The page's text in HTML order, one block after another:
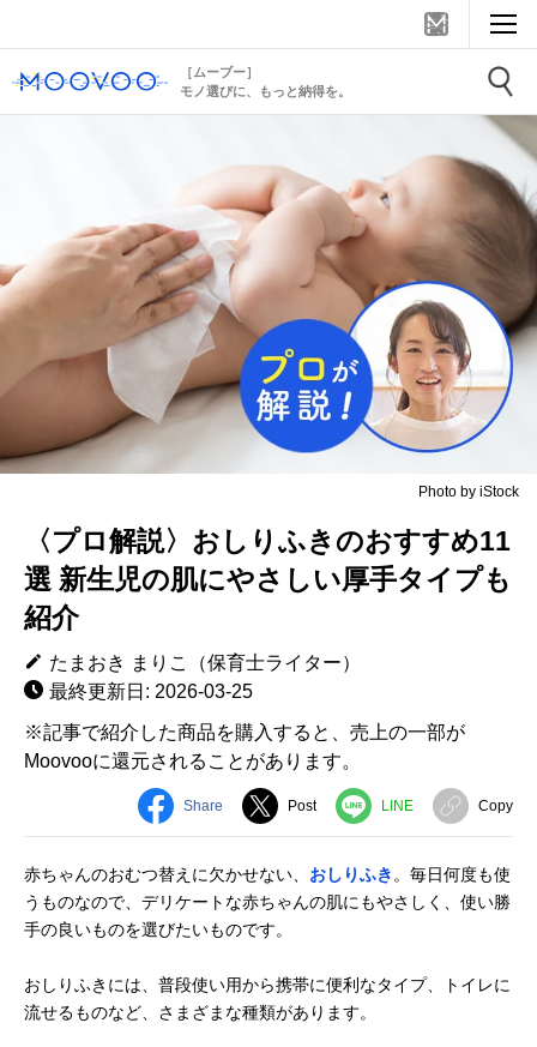
［ムーブー］
モノ選びに、もっと納得を。
Photo by iStock
〈プロ解説〉おしりふきのおすすめ11
選 新生児の肌にやさしい厚手タイプも
紹介
たまおき まりこ（保育士ライター）
最終更新日: 2026-03-25
※記事で紹介した商品を購入すると、売上の一部が
Moovooに還元されることがあります。
Share Post LINE Copy
赤ちゃんのおむつ替えに欠かせない、 おしりふき 。毎日何度も使
うものなので、デリケートな赤ちゃんの肌にもやさしく、使い勝
手の良いものを選びたいものです。
おしりふきには、普段使い用から携帯に便利なタイプ、トイレに
流せるものなど、さまざまな種類があります。